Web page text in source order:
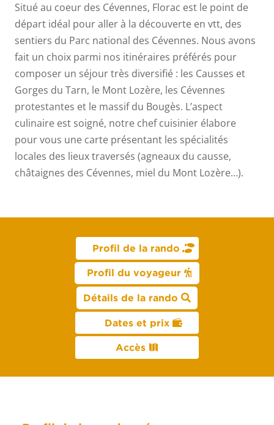
Situé au coeur des Cévennes, Florac est le point de
départ idéal pour aller à la découverte en vtt, des
sentiers du Parc national des Cévennes. Nous avons
fait un choix parmi nos itinéraires préférés pour
composer un séjour très diversifié : les Causses et
Gorges du Tarn, le Mont Lozère, les Cévennes
protestantes et le massif du Bougès. L’aspect
culinaire est soigné, notre chef cuisinier élabore
pour vous une carte présentant les spécialités
locales des lieux traversés (agneaux du causse,
châtaignes des Cévennes, miel du Mont Lozère…).
Profil de la rando
Profil du voyageur
Détails de la rando
Dates et prix
Accès